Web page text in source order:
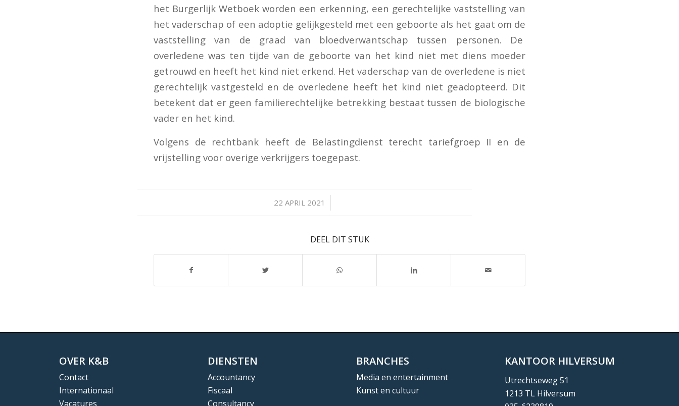
het Burgerlijk Wetboek worden een erkenning, een gerechtelijke vaststelling van
het vaderschap of een adoptie gelijkgesteld met een geboorte als het gaat om de
vaststelling van de graad van bloedverwantschap tussen personen. De
overledene was ten tijde van de geboorte van het kind niet met diens moeder
getrouwd en heeft het kind niet erkend. Het vaderschap van de overledene is niet
gerechtelijk vastgesteld en de overledene heeft het kind niet geadopteerd. Dit
betekent dat er geen familierechtelijke betrekking bestaat tussen de biologische
vader en het kind.
Volgens de rechtbank heeft de Belastingdienst terecht tariefgroep II en de
vrijstelling voor overige verkrijgers toegepast.
22 APRIL 2021
/
DEEL DIT STUK
OVER K&B
Contact
Internationaal
Vacatures
DIENSTEN
Accountancy
Fiscaal
Consultancy
BRANCHES
Media en entertainment
Kunst en cultuur
KANTOOR HILVERSUM
Utrechtseweg 51
1213 TL Hilversum